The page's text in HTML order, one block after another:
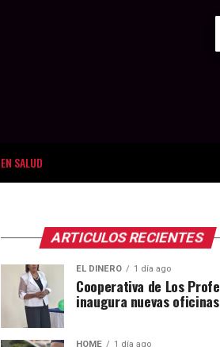
EN SALUD
ARTICULOS RECIENTES
EL DINERO 1 día ago
Cooperativa de Los Profe
inaugura nuevas oficinas
HOME 1 día ago